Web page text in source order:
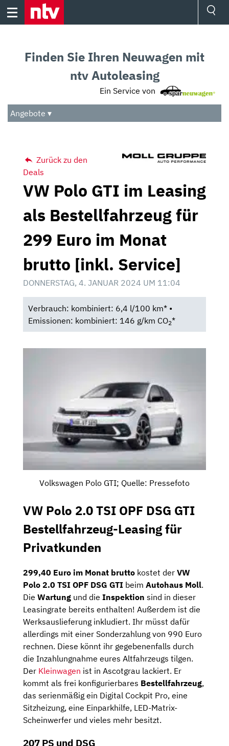
Skip
Audio
Das Beste
Finden Sie Ihren Neuwagen mit
ntv Autoleasing
Ein Service von
Angebote ▾
Zurück zu den
Deals
VW Polo GTI im Leasing
als Bestellfahrzeug für
299 Euro im Monat
brutto [inkl. Service]
DONNERSTAG, 4. JANUAR 2024 UM 11:04
Verbrauch: kombiniert: 6,4 l/100 km* •
Emissionen: kombiniert: 146 g/km CO2*
Volkswagen Polo GTI; Quelle: Pressefoto
VW Polo 2.0 TSI OPF DSG GTI
Bestellfahrzeug-Leasing für
Privatkunden
299,40 Euro im Monat brutto kostet der VW
Polo 2.0 TSI OPF DSG GTI beim Autohaus Moll.
Die Wartung und die Inspektion sind in dieser
Leasingrate bereits enthalten! Außerdem ist die
Werksauslieferung inkludiert. Ihr müsst dafür
allerdings mit einer Sonderzahlung von 990 Euro
rechnen. Diese könnt ihr gegebenenfalls durch
die Inzahlungnahme eures Altfahrzeugs tilgen.
Der Kleinwagen ist in Ascotgrau lackiert. Er
kommt als frei konfigurierbares Bestellfahrzeug,
das serienmäßig ein Digital Cockpit Pro, eine
Sitzheizung, eine Einparkhilfe, LED-Matrix-
Scheinwerfer und vieles mehr besitzt.
207 PS und DSG